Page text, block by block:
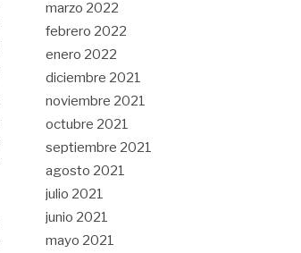
marzo 2022
febrero 2022
enero 2022
diciembre 2021
noviembre 2021
octubre 2021
septiembre 2021
agosto 2021
julio 2021
junio 2021
mayo 2021